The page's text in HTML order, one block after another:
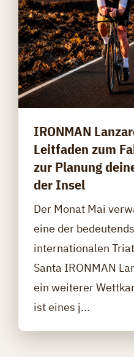
IRONMAN
Leitfaden zum
zur Planung
der Insel
Der Monat Mai
eine der
internationalen
Santa IRONMAN
ein weiterer
ist eines j...